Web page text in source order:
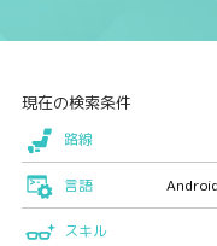
現在の検索条件
路線
言語 Android
スキル